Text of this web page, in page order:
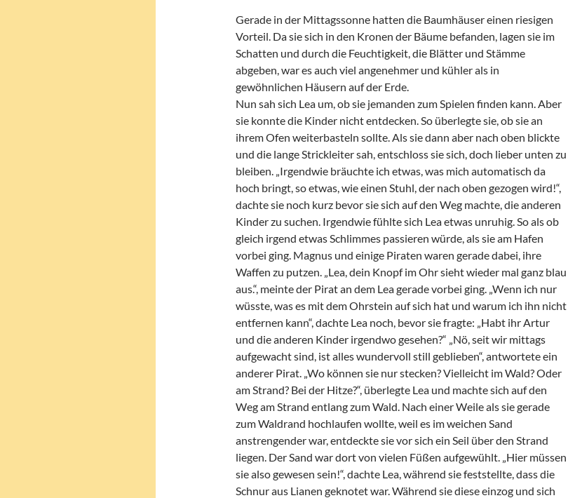
Gerade in der Mittagssonne hatten die Baumhäuser einen riesigen
Vorteil. Da sie sich in den Kronen der Bäume befanden, lagen sie im
Schatten und durch die Feuchtigkeit, die Blätter und Stämme
abgeben, war es auch viel angenehmer und kühler als in
gewöhnlichen Häusern auf der Erde.
Nun sah sich Lea um, ob sie jemanden zum Spielen finden kann. Aber
sie konnte die Kinder nicht entdecken. So überlegte sie, ob sie an
ihrem Ofen weiterbasteln sollte. Als sie dann aber nach oben blickte
und die lange Strickleiter sah, entschloss sie sich, doch lieber unten zu
bleiben. „Irgendwie bräuchte ich etwas, was mich automatisch da
hoch bringt, so etwas, wie einen Stuhl, der nach oben gezogen wird!“,
dachte sie noch kurz bevor sie sich auf den Weg machte, die anderen
Kinder zu suchen. Irgendwie fühlte sich Lea etwas unruhig. So als ob
gleich irgend etwas Schlimmes passieren würde, als sie am Hafen
vorbei ging. Magnus und einige Piraten waren gerade dabei, ihre
Waffen zu putzen. „Lea, dein Knopf im Ohr sieht wieder mal ganz blau
aus.“, meinte der Pirat an dem Lea gerade vorbei ging. „Wenn ich nur
wüsste, was es mit dem Ohrstein auf sich hat und warum ich ihn nicht
entfernen kann“, dachte Lea noch, bevor sie fragte: „Habt ihr Artur
und die anderen Kinder irgendwo gesehen?“ „Nö, seit wir mittags
aufgewacht sind, ist alles wundervoll still geblieben“, antwortete ein
anderer Pirat. „Wo können sie nur stecken? Vielleicht im Wald? Oder
am Strand? Bei der Hitze?“, überlegte Lea und machte sich auf den
Weg am Strand entlang zum Wald. Nach einer Weile als sie gerade
zum Waldrand hochlaufen wollte, weil es im weichen Sand
anstrengender war, entdeckte sie vor sich ein Seil über den Strand
liegen. Der Sand war dort von vielen Füßen aufgewühlt. „Hier müssen
sie also gewesen sein!“, dachte Lea, während sie feststellte, dass die
Schnur aus Lianen geknotet war. Während sie diese einzog und sich